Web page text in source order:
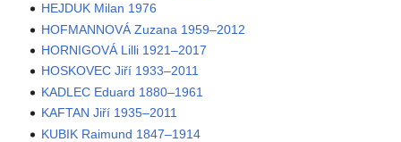
HEJDUK Milan 1976
HOFMANNOVÁ Zuzana 1959–2012
HORNIGOVÁ Lilli 1921–2017
HOSKOVEC Jiří 1933–2011
KADLEC Eduard 1880–1961
KAFTAN Jiří 1935–2011
KUBIK Raimund 1847–1914